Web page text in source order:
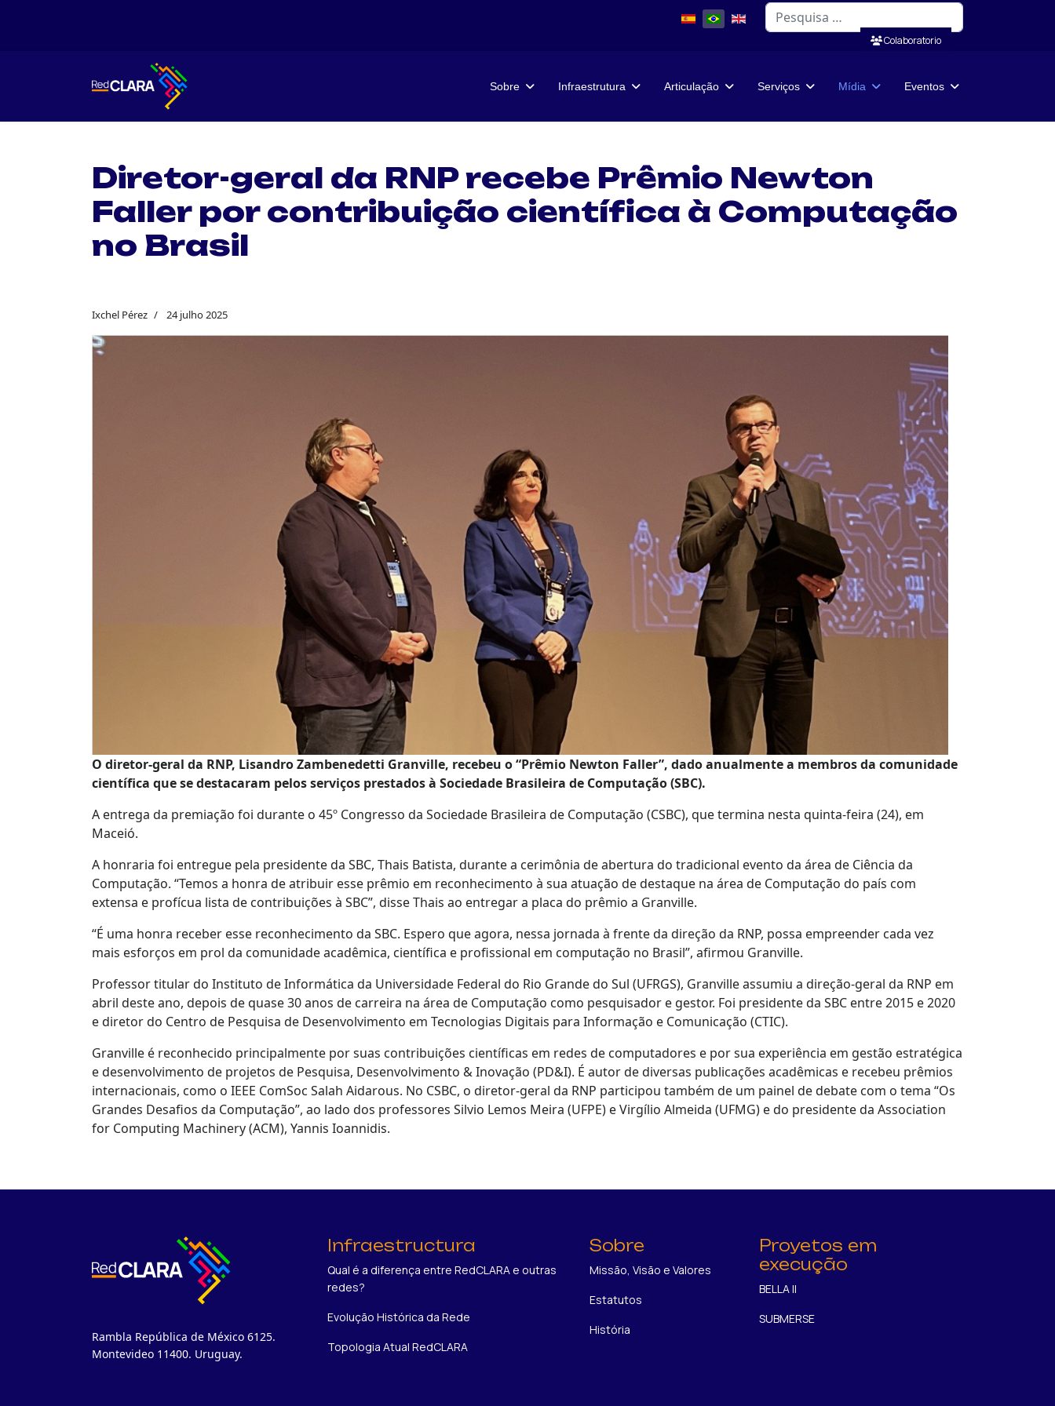
Pesquisar
Colaboratorio
Sobre Infraestrutura Articulação Serviços Mídia Eventos
Diretor-geral da RNP recebe Prêmio Newton
Faller por contribuição científica à Computação
no Brasil
Ixchel Pérez 24 julho 2025
O diretor-geral da RNP, Lisandro Zambenedetti Granville, recebeu o “Prêmio Newton Faller”, dado anualmente a membros da comunidade
científica que se destacaram pelos serviços prestados à Sociedade Brasileira de Computação (SBC).
A entrega da premiação foi durante o 45º Congresso da Sociedade Brasileira de Computação (CSBC), que termina nesta quinta-feira (24), em
Maceió.
A honraria foi entregue pela presidente da SBC, Thais Batista, durante a cerimônia de abertura do tradicional evento da área de Ciência da
Computação. “Temos a honra de atribuir esse prêmio em reconhecimento à sua atuação de destaque na área de Computação do país com
extensa e profícua lista de contribuições à SBC”, disse Thais ao entregar a placa do prêmio a Granville.
“É uma honra receber esse reconhecimento da SBC. Espero que agora, nessa jornada à frente da direção da RNP, possa empreender cada vez
mais esforços em prol da comunidade acadêmica, científica e profissional em computação no Brasil”, afirmou Granville.
Professor titular do Instituto de Informática da Universidade Federal do Rio Grande do Sul (UFRGS), Granville assumiu a direção-geral da RNP em
abril deste ano, depois de quase 30 anos de carreira na área de Computação como pesquisador e gestor. Foi presidente da SBC entre 2015 e 2020
e diretor do Centro de Pesquisa de Desenvolvimento em Tecnologias Digitais para Informação e Comunicação (CTIC).
Granville é reconhecido principalmente por suas contribuições científicas em redes de computadores e por sua experiência em gestão estratégica
e desenvolvimento de projetos de Pesquisa, Desenvolvimento & Inovação (PD&I). É autor de diversas publicações acadêmicas e recebeu prêmios
internacionais, como o IEEE ComSoc Salah Aidarous. No CSBC, o diretor-geral da RNP participou também de um painel de debate com o tema “Os
Grandes Desafios da Computação”, ao lado dos professores Silvio Lemos Meira (UFPE) e Virgílio Almeida (UFMG) e do presidente da Association
for Computing Machinery (ACM), Yannis Ioannidis.
Rambla República de México 6125.
Montevideo 11400. Uruguay.
Infraestructura
Qual é a diferença entre RedCLARA e outras
redes?
Evolução Histórica da Rede
Topologia Atual RedCLARA
Sobre
Missão, Visão e Valores
Estatutos
História
Proyetos em
execução
BELLA II
SUBMERSE